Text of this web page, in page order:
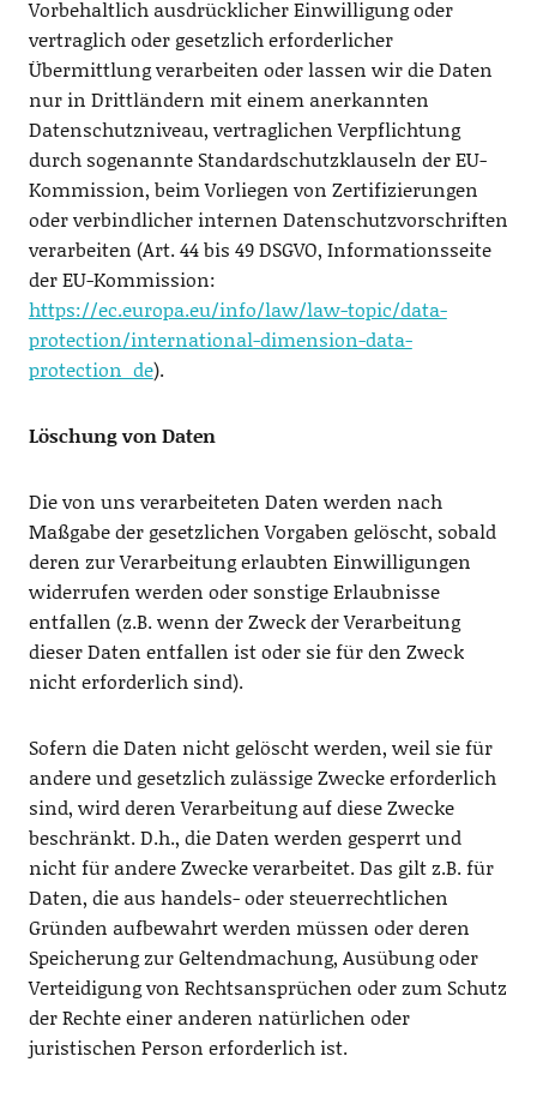
Vorbehaltlich ausdrücklicher Einwilligung oder
vertraglich oder gesetzlich erforderlicher
Übermittlung verarbeiten oder lassen wir die Daten
nur in Drittländern mit einem anerkannten
Datenschutzniveau, vertraglichen Verpflichtung
durch sogenannte Standardschutzklauseln der EU-
Kommission, beim Vorliegen von Zertifizierungen
oder verbindlicher internen Datenschutzvorschriften
verarbeiten (Art. 44 bis 49 DSGVO, Informationsseite
der EU-Kommission:
https://ec.europa.eu/info/law/law-topic/data-
protection/international-dimension-data-
protection_de).
Löschung von Daten
Die von uns verarbeiteten Daten werden nach
Maßgabe der gesetzlichen Vorgaben gelöscht, sobald
deren zur Verarbeitung erlaubten Einwilligungen
widerrufen werden oder sonstige Erlaubnisse
entfallen (z.B. wenn der Zweck der Verarbeitung
dieser Daten entfallen ist oder sie für den Zweck
nicht erforderlich sind).
Sofern die Daten nicht gelöscht werden, weil sie für
andere und gesetzlich zulässige Zwecke erforderlich
sind, wird deren Verarbeitung auf diese Zwecke
beschränkt. D.h., die Daten werden gesperrt und
nicht für andere Zwecke verarbeitet. Das gilt z.B. für
Daten, die aus handels- oder steuerrechtlichen
Gründen aufbewahrt werden müssen oder deren
Speicherung zur Geltendmachung, Ausübung oder
Verteidigung von Rechtsansprüchen oder zum Schutz
der Rechte einer anderen natürlichen oder
juristischen Person erforderlich ist.